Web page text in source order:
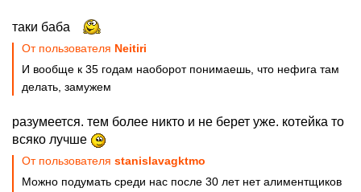
таки баба
От пользователя Neitiri
И вообще к 35 годам наоборот понимаешь, что нефига там
делать, замужем
разумеется. тем более никто и не берет уже. котейка то
всяко лучше
От пользователя stanislavagktmo
Можно подумать среди нас после 30 лет нет алиментщиков